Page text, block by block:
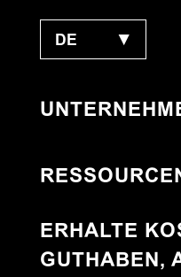
DE ▼
ERHALTE
GUTHABEN,